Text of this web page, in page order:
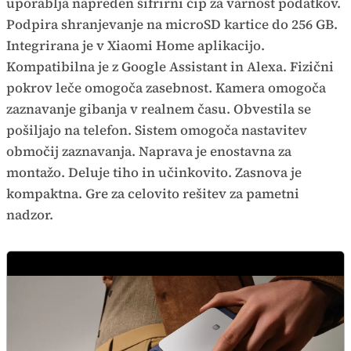
Podpira shranjevanje na microSD kartice do 256 GB.
Integrirana je v Xiaomi Home aplikacijo.
Kompatibilna je z Google Assistant in Alexa. Fizični
pokrov leče omogoča zasebnost. Kamera omogoča
zaznavanje gibanja v realnem času. Obvestila se
pošiljajo na telefon. Sistem omogoča nastavitev
območij zaznavanja. Naprava je enostavna za
montažo. Deluje tiho in učinkovito. Zasnova je
kompaktna. Gre za celovito rešitev za pametni
nadzor.